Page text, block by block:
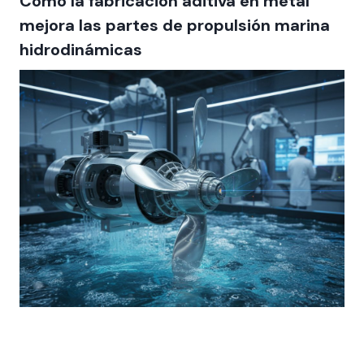
mejora las partes de propulsión marina
hidrodinámicas